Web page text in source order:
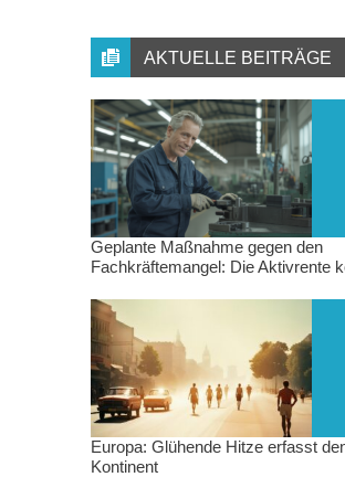
AKTUELLE BEITRÄGE
Geplante Maßnahme gegen den
Fachkräftemangel: Die Aktivrente
Europa: Glühende Hitze erfasst
Kontinent